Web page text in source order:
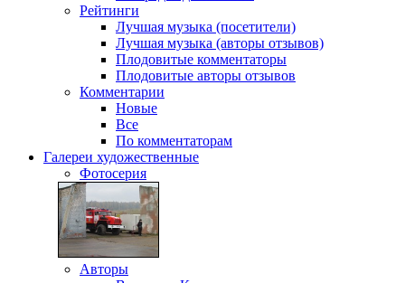
Рейтинги
Лучшая музыка (посетители)
Лучшая музыка (авторы отзывов)
Плодовитые комментаторы
Плодовитые авторы отзывов
Комментарии
Новые
Все
По комментаторам
Галереи художественные
Фотосерия
Авторы